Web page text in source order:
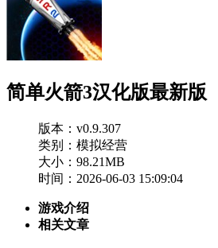
简单火箭3汉化版最新版
版本：v0.9.307
类别：模拟经营
大小：98.21MB
时间：2026-06-03 15:09:04
游戏介绍
相关文章